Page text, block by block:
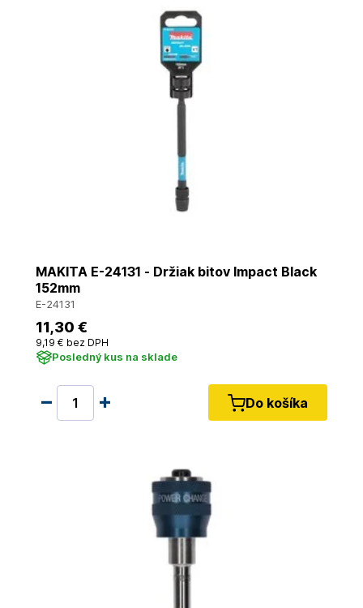
MAKITA E-24131 - Držiak bitov Impact Black
152mm
E-24131
11,30 €
9,19 € bez DPH
Posledný kus na sklade
Do košíka